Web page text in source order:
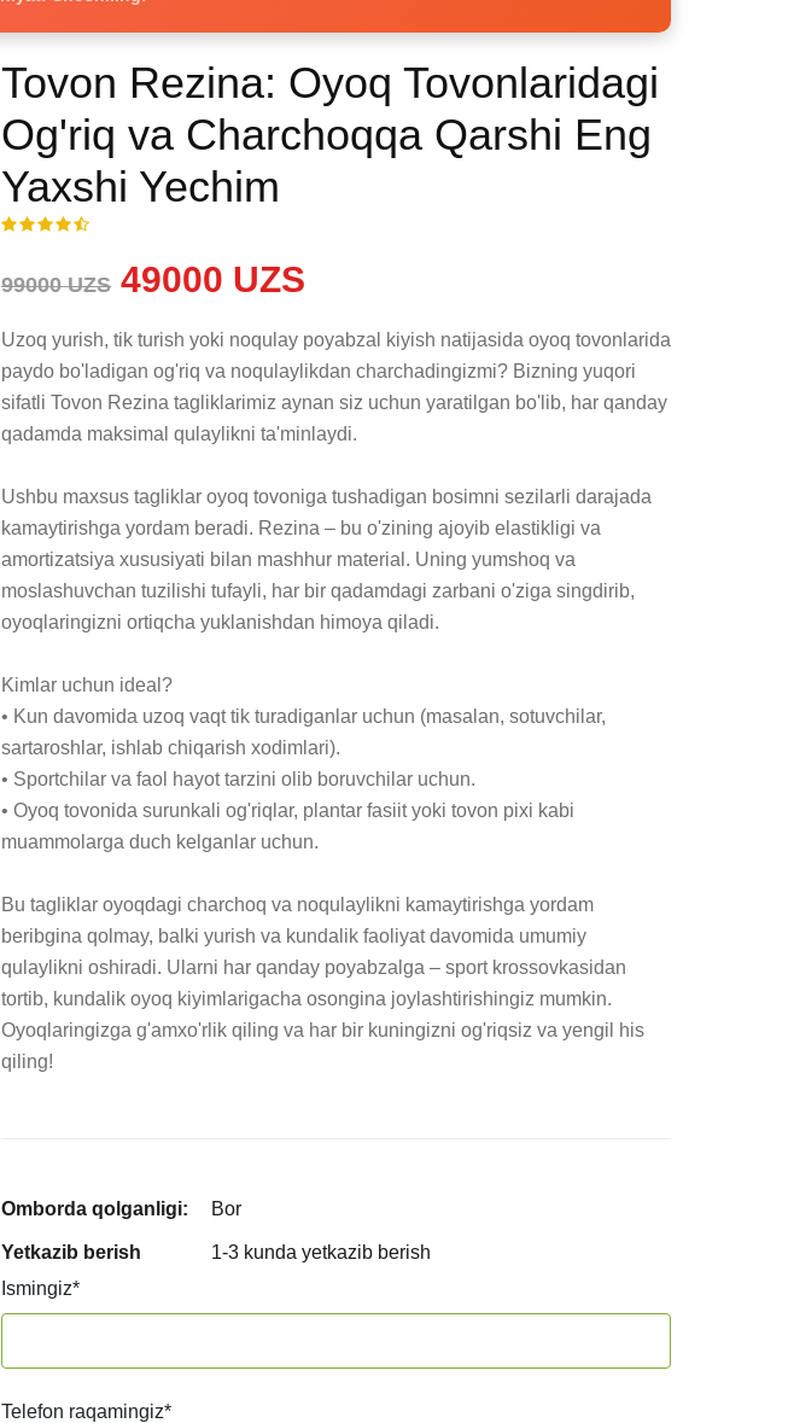
Tovon Rezina: Oyoq Tovonlaridagi
Og'riq va Charchoqqa Qarshi Eng
Yaxshi Yechim
99000 UZS 49000 UZS
Uzoq yurish, tik turish yoki noqulay poyabzal kiyish natijasida oyoq tovonlarida
paydo bo'ladigan og'riq va noqulaylikdan charchadingizmi? Bizning yuqori
sifatli Tovon Rezina tagliklarimiz aynan siz uchun yaratilgan bo'lib, har qanday
qadamda maksimal qulaylikni ta'minlaydi.
Ushbu maxsus tagliklar oyoq tovoniga tushadigan bosimni sezilarli darajada
kamaytirishga yordam beradi. Rezina – bu o'zining ajoyib elastikligi va
amortizatsiya xususiyati bilan mashhur material. Uning yumshoq va
moslashuvchan tuzilishi tufayli, har bir qadamdagi zarbani o'ziga singdirib,
oyoqlaringizni ortiqcha yuklanishdan himoya qiladi.
Kimlar uchun ideal?
• Kun davomida uzoq vaqt tik turadiganlar uchun (masalan, sotuvchilar,
sartaroshlar, ishlab chiqarish xodimlari).
• Sportchilar va faol hayot tarzini olib boruvchilar uchun.
• Oyoq tovonida surunkali og'riqlar, plantar fasiit yoki tovon pixi kabi
muammolarga duch kelganlar uchun.
Bu tagliklar oyoqdagi charchoq va noqulaylikni kamaytirishga yordam
beribgina qolmay, balki yurish va kundalik faoliyat davomida umumiy
qulaylikni oshiradi. Ularni har qanday poyabzalga – sport krossovkasidan
tortib, kundalik oyoq kiyimlarigacha osongina joylashtirishingiz mumkin.
Oyoqlaringizga g'amxo'rlik qiling va har bir kuningizni og'riqsiz va yengil his
qiling!
Omborda qolganligi: Bor
Yetkazib berish
1-3 kunda yetkazib berish
Ismingiz*
Telefon raqamingiz*